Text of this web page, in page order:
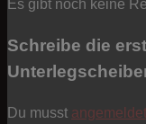
Es gibt noch keine
Schreibe die
Du musst angemeldet